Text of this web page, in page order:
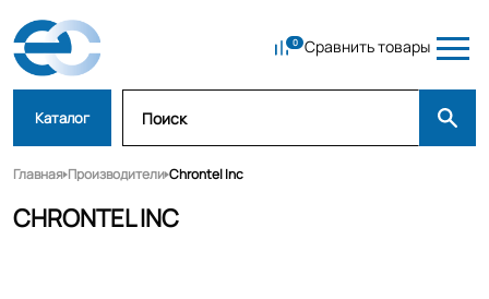
Сравнить товары
Каталог
Главная Производители Chrontel Inc
CHRONTEL INC